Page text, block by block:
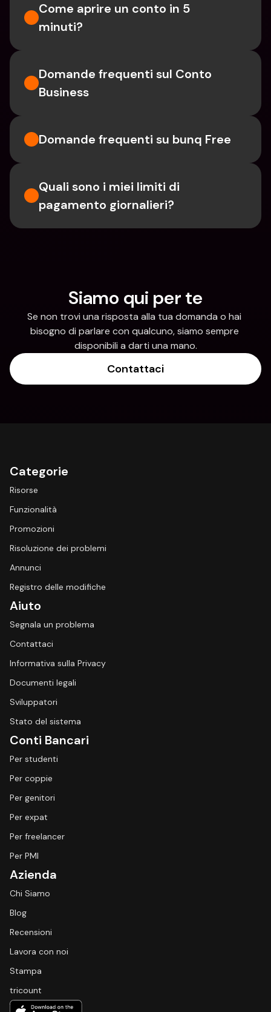
Come aprire un conto in 5
minuti?
Domande frequenti sul Conto
Business
Domande frequenti su bunq Free
Quali sono i miei limiti di
pagamento giornalieri?
Siamo qui per te
Se non trovi una risposta alla tua domanda o hai
bisogno di parlare con qualcuno, siamo sempre
disponibili a darti una mano.
Contattaci
Categorie
Risorse
Funzionalità
Promozioni
Risoluzione dei problemi
Annunci
Registro delle modifiche
Aiuto
Segnala un problema
Contattaci
Informativa sulla Privacy
Documenti legali
Sviluppatori
Stato del sistema
Conti Bancari
Per studenti
Per coppie
Per genitori
Per expat
Per freelancer
Per PMI
Azienda
Chi Siamo
Blog
Recensioni
Lavora con noi
Stampa
tricount